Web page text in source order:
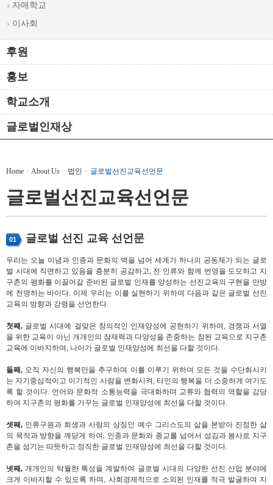
자매학교
이사회
후원
홍보
학교소개
글로벌인재상
Home > About Us > 법인 > 글로벌선진교육선언문
글로벌선진교육선언문
01 글로벌 선진 교육 선언문
우리는 오늘 이념과 인종과 문화의 벽을 넘어 세계가 하나의 공동체가 되는 글로
벌 시대에 직면하고 있음을 충분히 공감하고, 전 인류와 함께 번영을 도모하고 지
구촌의 평화를 이끌어갈 준비된 글로벌 인재를 양성하는 선진교육의 구현을 만방
에 천명하는 바이다. 이제 우리는 이를 실현하기 위하여 다음과 같은 글로벌 선진
교육의 방향과 강령을 선언한다.
첫째, 글로벌 시대에 걸맞은 창의적인 인재양성에 공헌하기 위하여, 경쟁과 서열
을 위한 교육이 아닌 개개인의 잠재력과 다양성을 존중하는 참된 교육으로 지구촌
교육에 이바지하며, 나아가 글로벌 인재양성에 최선을 다할 것이다.
둘째, 오직 자신의 행복만을 추구하며 이를 이루기 위하여 모든 것을 수단화시키
는 자기중심적이고 이기적인 사람을 변화시켜, 타인의 행복을 더 소중하게 여기도
록 할 것이다. 언어와 문화적 소통능력을 극대화하며 교류와 협력의 역할을 감당
하여 지구촌의 평화를 가꾸는 글로벌 인재양성에 최선을 다할 것이다.
셋째, 인류구원과 희생과 사랑의 상징인 예수 그리스도의 삶을 본받아 진정한 삶
의 목적과 방향을 깨닫게 하여, 인종과 문화와 종교를 넘어서 섬김과 봉사로 지구
촌을 섬기는 따뜻하고 정직한 글로벌 인재양성에 최선을 다할 것이다.
넷째, 개개인의 탁월한 특성을 계발하여 글로벌 시대의 다양한 선진 산업 분야에
크게 이바지할 수 있도록 하며, 사회경제적으로 소외된 인재를 적극 발굴하여 지